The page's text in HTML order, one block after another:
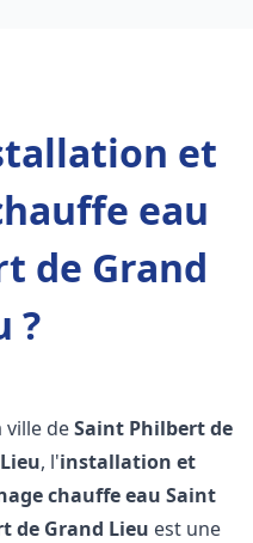
et
eau
de Grand
?
ville deSaint Philbert de
, l'installation et
chauffe eau Saint
de Grand Lieu est une